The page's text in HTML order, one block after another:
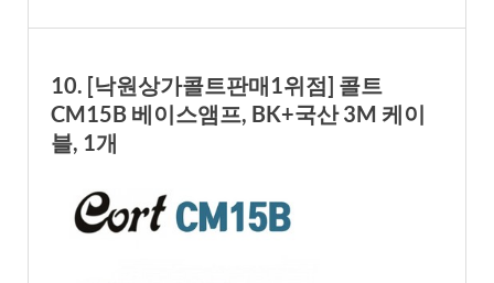
10. [낙원상가콜트판매1위점] 콜트
CM15B 베이스앰프, BK+국산 3M 케이
블, 1개